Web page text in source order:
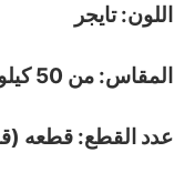
اللون: تايجر
المقاس: من 50 كيلو – 80 كيلو
عدد القطع: قطعه